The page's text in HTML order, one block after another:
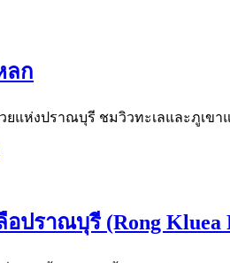
ลก
ยแห่งปราณบุรี ชมวิวทะเลและภูเข
ปราณบุรี (Rong